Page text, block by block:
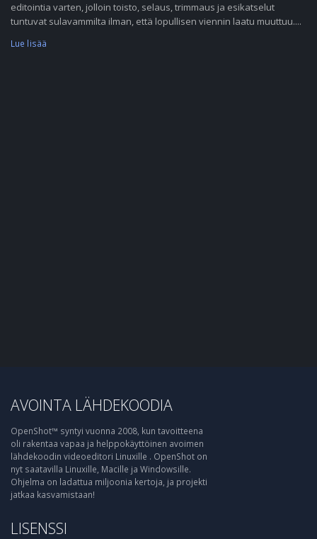
editointia varten, jolloin toisto, selaus, trimmaus ja esikatselut
tuntuvat sulavammilta ilman, että lopullisen viennin laatu muuttuu....
Lue lisää
AVOINTA LÄHDEKOODIA
OpenShot™ syntyi vuonna 2008, kun tavoitteena
oli rakentaa vapaa ja helppokäyttöinen avoimen
lähdekoodin videoeditori Linuxille . OpenShot on
nyt saatavilla Linuxille, Macille ja Windowsille.
Ohjelma on ladattua miljoonia kertoja, ja projekti
jatkaa kasvamistaan!
LISENSSI